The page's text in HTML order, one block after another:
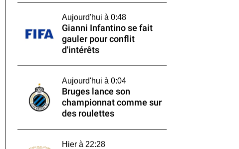
Aujourd'hui à 0:48
Gianni Infantino se fait
gauler pour conflit
d'intérêts
Aujourd'hui à 0:04
Bruges lance son
championnat comme sur
des roulettes
Hier à 22:28